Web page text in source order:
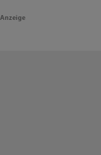
Anzeige